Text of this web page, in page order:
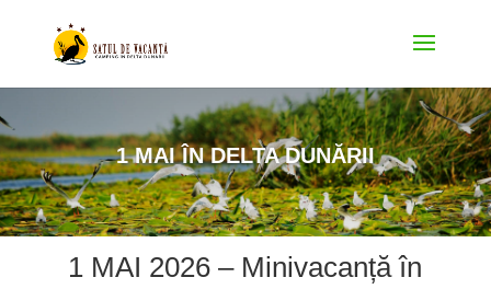
1 MAI ÎN DELTA DUNĂRII
1 MAI 2026 – Minivacanță în